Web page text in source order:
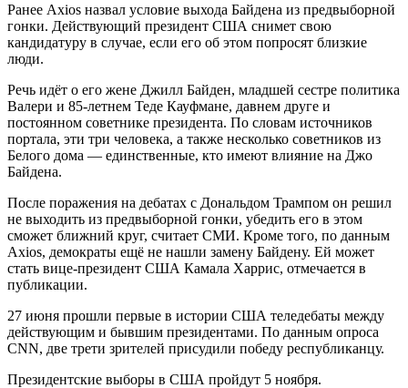
Ранее Axios назвал условие выхода Байдена из предвыборной
гонки. Действующий президент США снимет свою
кандидатуру в случае, если его об этом попросят близкие
люди.
Речь идёт о его жене Джилл Байден, младшей сестре политика
Валери и 85-летнем Теде Кауфмане, давнем друге и
постоянном советнике президента. По словам источников
портала, эти три человека, а также несколько советников из
Белого дома — единственные, кто имеют влияние на Джо
Байдена.
После поражения на дебатах с Дональдом Трампом он решил
не выходить из предвыборной гонки, убедить его в этом
сможет ближний круг, считает СМИ. Кроме того, по данным
Axios, демократы ещё не нашли замену Байдену. Ей может
стать вице-президент США Камала Харрис, отмечается в
публикации.
27 июня прошли первые в истории США теледебаты между
действующим и бывшим президентами. По данным опроса
CNN, две трети зрителей присудили победу республиканцу.
Президентские выборы в США пройдут 5 ноября.